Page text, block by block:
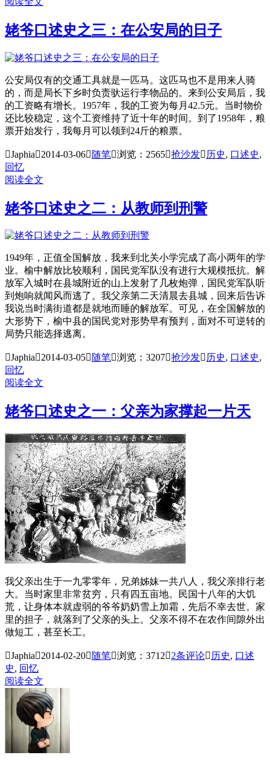
姥爷口述史之三：在公安局的日子
公安局仅有的交通工具就是一匹马。这匹马也不是用来人骑
的，而是局长下乡时负责驮运行李物品的。来到公安局后，我
的工资略有增长。1957年，我的工资为每月42.5元。当时物价
还比较稳定，这个工资维持了近十年的时间。到了1958年，粮
票开始发行，我每月可以领到24斤的粮票。
Japhia2014-03-06 随笔浏览：2565抢沙发 历史, 口述史,
回忆
阅读全文
姥爷口述史之二：从教师到刑警
1949年，正值全国解放，我来到北关小学完成了高小两年的学
业。榆中解放比较顺利，国民党军队没有进行大规模抵抗。解
放军入城时在县城附近的山上发射了几枚炮弹，国民党军队听
到炮响就闻风而逃了。我父亲第二天清晨去县城，回来后告诉
我说当时满街道都是就地而睡的解放军。可见，在全国解放的
大形势下，榆中县的国民党对形势早有预判，面对不可逆转的
局势只能选择逃离。
Japhia2014-03-05 随笔浏览：3207抢沙发历史, 口述史,
回忆
阅读全文
姥爷口述史之一：父亲为家撑起一片天
我父亲出生于一九零零年，兄弟姊妹一共八人，我父亲排行老
大。当时家里非常贫穷，只有四五亩地。民国十八年的大饥
荒，让身体本就虚弱的爷爷奶奶雪上加霜，先后不幸去世。家
里的担子，就落到了父亲的头上。父亲不得不在农作间隙外出
做短工，甚至长工。
Japhia2014-02-20 随笔浏览：37122条评论 历史, 口述
史, 回忆
阅读全文